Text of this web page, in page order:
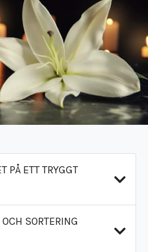
PÅ ETT TRYGGT
processen med en
du får full överblick.
SORTERING